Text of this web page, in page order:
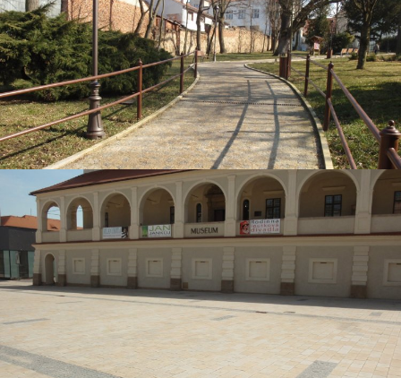
Brno, Zelný trh
Moravské Budějovice